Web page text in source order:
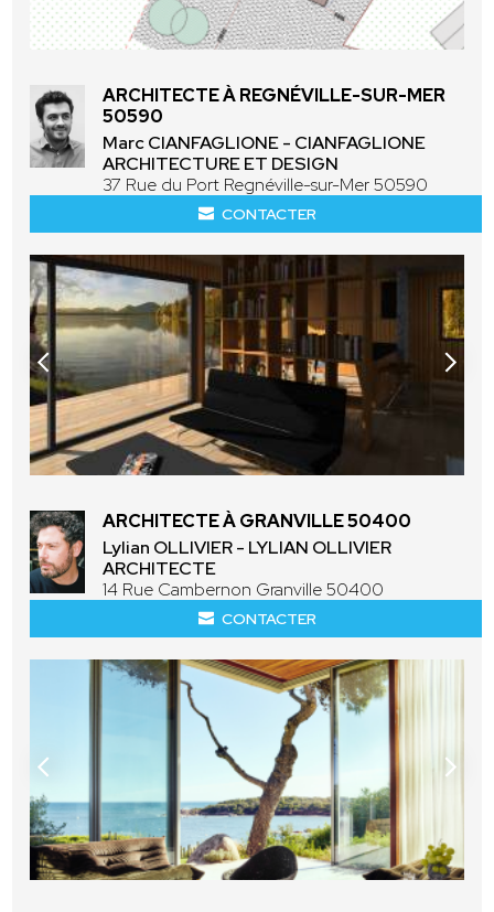
ARCHITECTE À REGNÉVILLE-SUR-MER
50590
Marc CIANFAGLIONE - CIANFAGLIONE
ARCHITECTURE ET DESIGN
37 Rue du Port Regnéville-sur-Mer 50590
CONTACTER
ARCHITECTE À GRANVILLE 50400
Lylian OLLIVIER - LYLIAN OLLIVIER
ARCHITECTE
14 Rue Cambernon Granville 50400
CONTACTER